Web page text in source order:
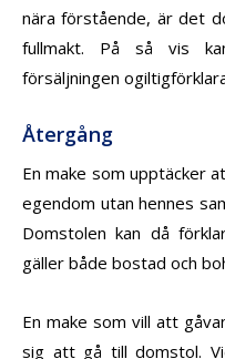
nära förstående, är det
fullmakt. På så vis
försäljningen
Återgång
En make som upptäcker
egendom utan hennes
Domstolen kan då
gäller både bostad och
En make som vill att
sig att gå till domstol.